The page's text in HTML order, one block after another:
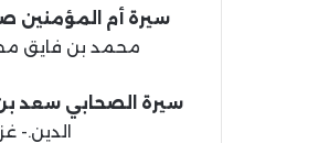
سيرة أم المؤمنين
محمد بن فايق محسن.- غزة:
سيرة الصحابي سعد
الدين.- غزة: